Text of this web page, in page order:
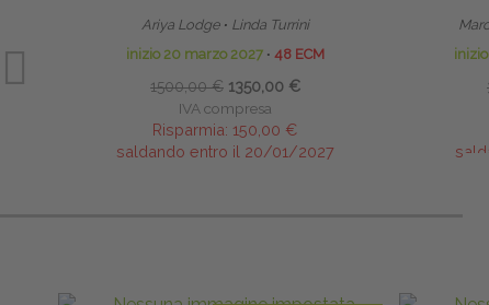
Ariya Lodge ∙ Linda Turrini
inizio 20 marzo 2027 ∙ 48 ECM
1500,00 € 1350,00 €
IVA compresa
Risparmia: 150,00 €
saldando entro il 20/01/2027